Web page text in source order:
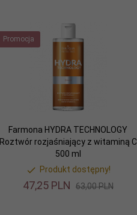
Promocja
Farmona HYDRA TECHNOLOGY
Roztwór rozjaśniający z witaminą C
500 ml
Produkt dostępny!
47,25 PLN 63,00 PLN